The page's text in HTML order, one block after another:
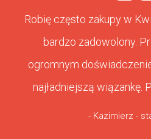
Robię często zakupy w
bardzo zadowolony.
ogromnym
najładniejszą wiązankę.
- Kazimierz -